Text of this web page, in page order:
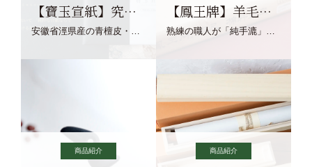
【寶玉宣紙】究極の純粋な宣紙を目指す寶玉宣紙 【鳳王牌】羊毛筆×濃墨での揮毫に最適な宣紙系画仙紙
商品紹介 商品紹介